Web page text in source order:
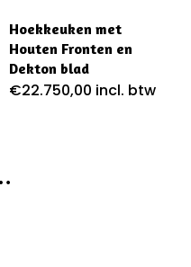
Hoekkeuken met
Houten Fronten en
Dekton blad
€22.750,00 incl. btw